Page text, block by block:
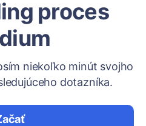
proces
niekoľko minút svojho
dotazníka.